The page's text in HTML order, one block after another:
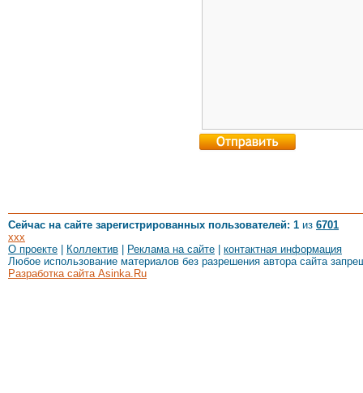
Сейчас на сайте зарегистрированных пользователей: 1 из 6701
xxx
О проекте
Коллектив Реклама на сайте
контактная информация
Любое использование материалов без разрешения автора сайта
Разработка сайта Asinka.Ru